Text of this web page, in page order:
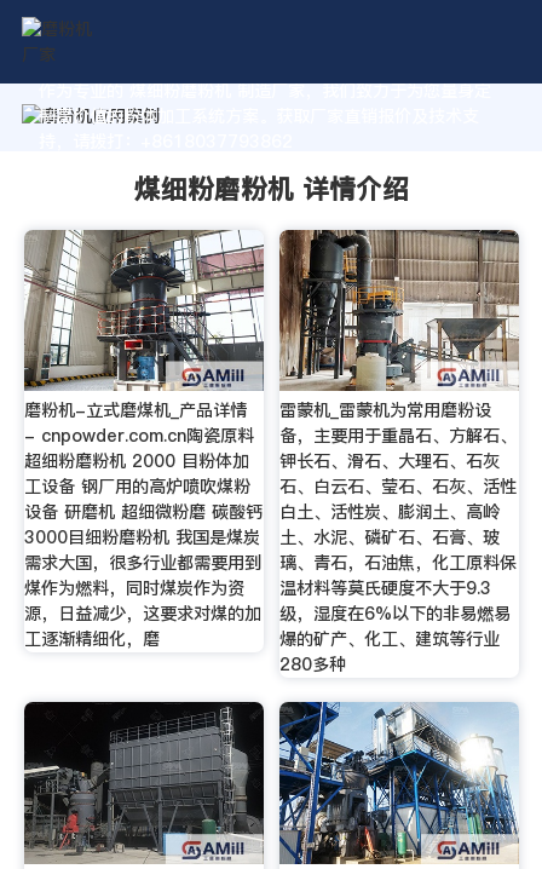
作为专业的 煤细粉磨粉机 制造厂家，我们致力于为您量身定
制高价值的粉体加工系统方案。获取厂家直销报价及技术支
煤细粉磨粉机 详情介绍
磨粉机-立式磨煤机_产品详情
- cnpowder.com.cn陶瓷原料
超细粉磨粉机 2000 目粉体加
工设备 钢厂用的高炉喷吹煤粉
设备 研磨机 超细微粉磨 碳酸钙
3000目细粉磨粉机 我国是煤炭
需求大国，很多行业都需要用到
煤作为燃料，同时煤炭作为资
源，日益减少，这要求对煤的加
工逐渐精细化，磨
雷蒙机_雷蒙机为常用磨粉设
备，主要用于重晶石、方解石、
钾长石、滑石、大理石、石灰
石、白云石、莹石、石灰、活性
白土、活性炭、膨润土、高岭
土、水泥、磷矿石、石膏、玻
璃、青石，石油焦，化工原料保
温材料等莫氏硬度不大于9.3
级，湿度在6%以下的非易燃易
爆的矿产、化工、建筑等行业
280多种